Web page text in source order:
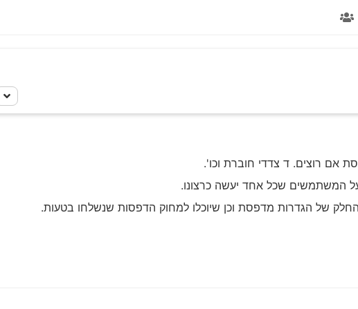
אם רוצים. ד צדדי חוברת וכו'.
המשתמשים שכל אחד יעשה כרצונו.
של הגדרות מדפסת וכן שיוכלו למחוק הדפסות שנשלחו בטעות.